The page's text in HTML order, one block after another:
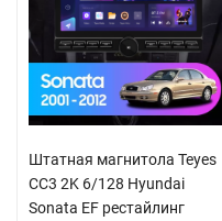
Штатная магнитола Teyes
CC3 2K 6/128 Hyundai
Sonata EF рестайлинг